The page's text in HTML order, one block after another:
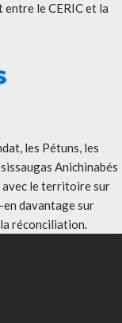
le CERIC et la
les Pétuns, les
Anichinabés
le territoire sur
davantage sur
la réconciliation